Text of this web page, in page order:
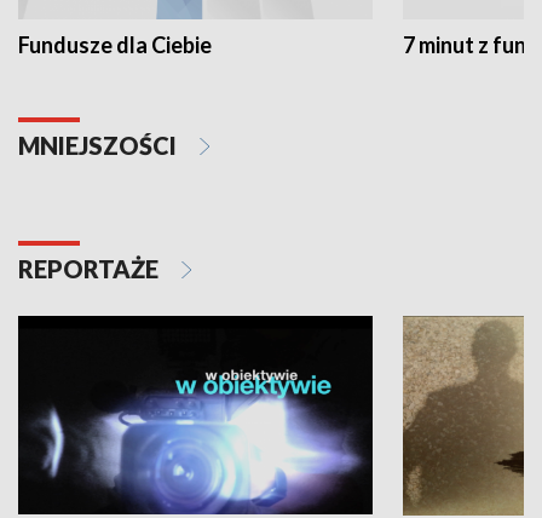
Fundusze dla Ciebie 7 minut z
MNIEJSZOŚCI
REPORTAŻE